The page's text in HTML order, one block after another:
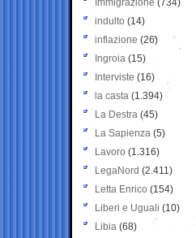
Immigrazione (734)
indulto (14)
inflazione (26)
Ingroia (15)
Interviste (16)
la casta (1.394)
La Destra (45)
La Sapienza (5)
Lavoro (1.316)
LegaNord (2.411)
Letta Enrico (154)
Liberi e Uguali (10)
Libia (68)